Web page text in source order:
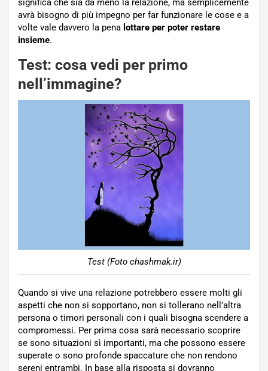
significa che sia da meno la relazione, ma semplicemente
avrà bisogno di più impegno per far funzionare le cose e a
volte vale davvero la pena lottare per poter restare
insieme.
Test: cosa vedi per primo
nell’immagine?
Test (Foto chashmak.ir)
Quando si vive una relazione potrebbero essere molti gli
aspetti che non si sopportano, non si tollerano nell’altra
persona o timori personali con i quali bisogna scendere a
compromessi. Per prima cosa sarà necessario scoprire
se sono situazioni sì importanti, ma che possono essere
superate o sono profonde spaccature che non rendono
sereni entrambi. In base alla risposta si dovranno